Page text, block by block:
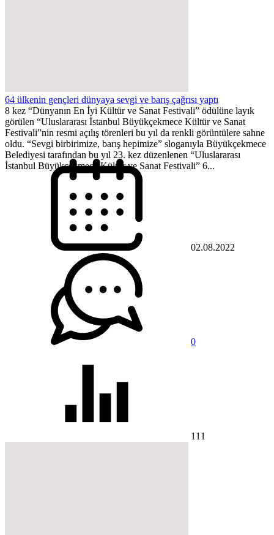
64 ülkenin gençleri dünyaya sevgi ve barış çağrısı yaptı
8 kez “Dünyanın En İyi Kültür ve Sanat Festivali” ödülüne layık
görülen “Uluslararası İstanbul Büyükçekmece Kültür ve Sanat
Festivali”nin resmi açılış törenleri bu yıl da renkli görüntülere sahne
oldu. “Sevgi birbirimize, barış hepimize” sloganıyla Büyükçekmece
Belediyesi tarafından bu yıl 23. kez düzenlenen “Uluslararası
İstanbul Büyükçekmece Kültür ve Sanat Festivali” 6...
02.08.2022
0
111